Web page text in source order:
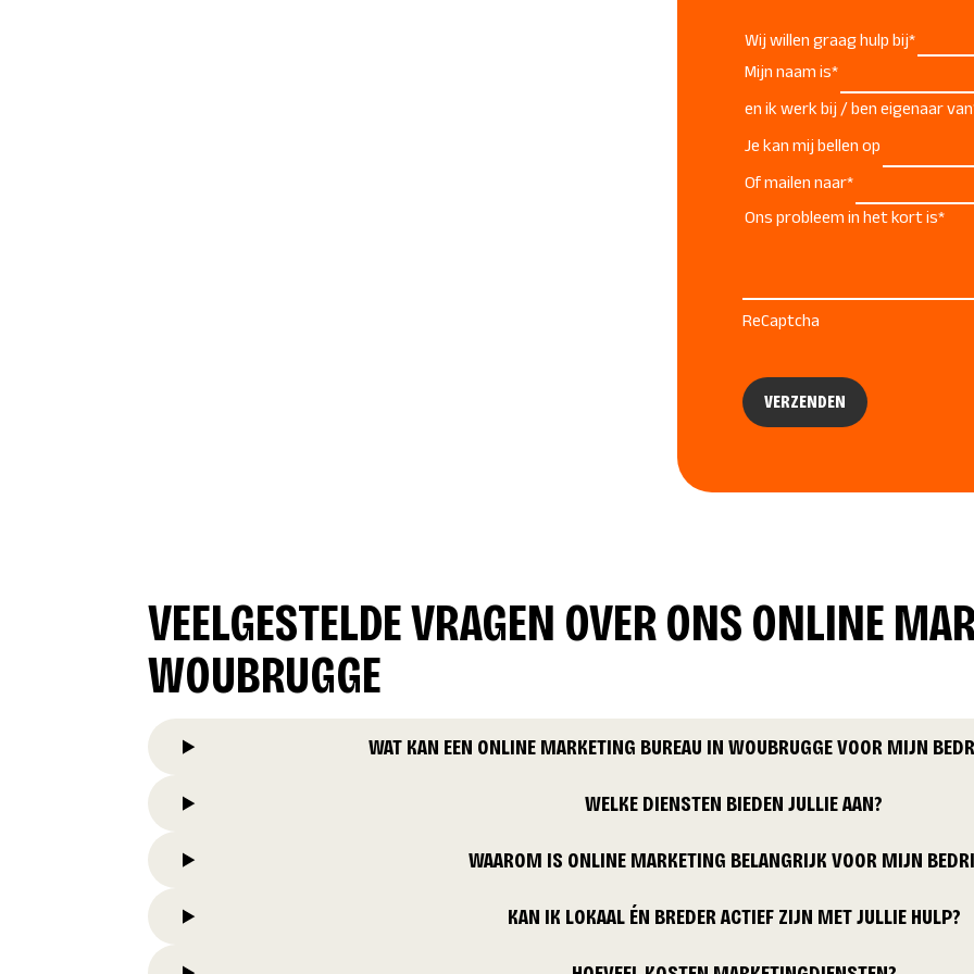
Wij willen graag hulp bij*
Mijn naam is*
en ik werk bij / ben eigenaar van
Je kan mij bellen op
Of mailen naar*
Ons probleem in het kort is*
ReCaptcha
VEELGESTELDE VRAGEN OVER ONS ONLINE
WOUBRUGGE
WAT KAN EEN ONLINE MARKETING BUREAU IN WOUBRUGGE VOOR MIJN
WELKE DIENSTEN BIEDEN JULLIE AAN?
WAAROM IS ONLINE MARKETING BELANGRIJK VOOR MIJN
KAN IK LOKAAL ÉN BREDER ACTIEF ZIJN MET JULLIE HULP?